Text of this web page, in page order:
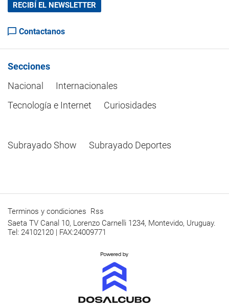
RECIBÍ EL NEWSLETTER
Contactanos
Secciones
Nacional
Internacionales
Tecnología e Internet
Curiosidades
Subrayado Show Subrayado Deportes
Terminos y condiciones Rss
Saeta TV Canal 10, Lorenzo Carnelli 1234, Montevido, Uruguay.
Tel: 24102120 | FAX:24009771